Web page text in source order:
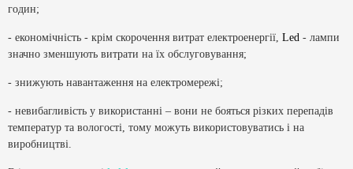
годин;
- економічність - крім скорочення витрат електроенергії, Led - лампи
значно зменшують витрати на їх обслуговування;
- знижують навантаження на електромережі;
- невибагливість у використанні – вони не бояться різких перепадів
температур та вологості, тому можуть використовуватись і на
виробництві.